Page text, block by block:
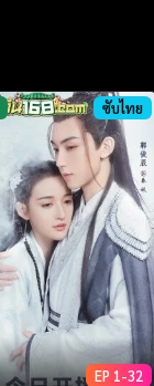
ซับไทย
EP 1-32